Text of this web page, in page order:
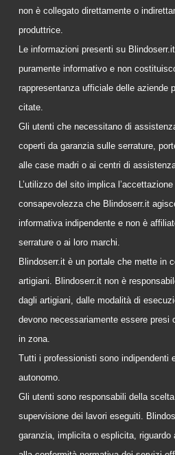
non è collegato direttamente o
produttrice.
Le informazioni presenti su
puramente informativo e non
rappresentanza ufficiale delle aziende
citate.
Gli utenti che necessitano di
coperti da garanzia sulle serrature,
alle case madri o ai centri di
L’utilizzo del sito implica
consapevolezza che Blindoserr.it
informativa indipendente e non è
serrature o ai loro marchi.
Blindoserr.it è un portale che mette in
artigiani. Blindoserr.it non è
dagli artigiani, dalle modalità di
devono necessariamente essere presi
in zona.
Tutti i professionisti sono indipendenti
autonomo.
Gli utenti sono responsabili della
supervisione dei lavori eseguiti.
garanzia, implicita o esplicita,